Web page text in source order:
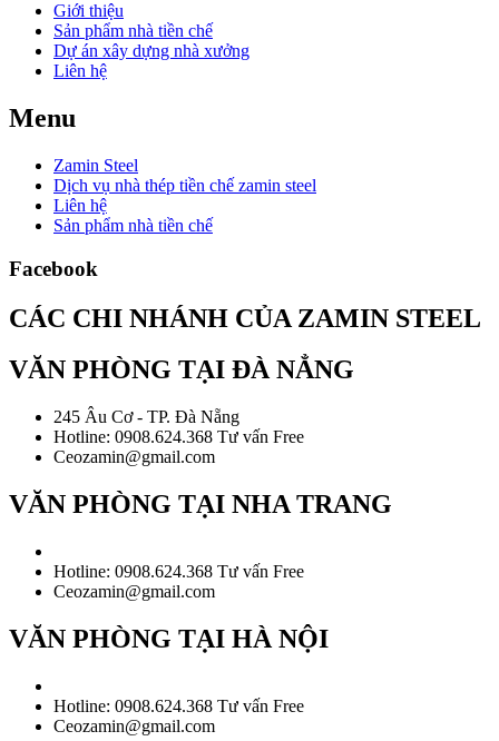
Giới thiệu
Sản phẩm nhà tiền chế
Dự án xây dựng nhà xưởng
Liên hệ
Menu
Zamin Steel
Dịch vụ nhà thép tiền chế zamin steel
Liên hệ
Sản phẩm nhà tiền chế
Facebook
CÁC CHI NHÁNH CỦA ZAMIN STEEL
VĂN PHÒNG TẠI ĐÀ NẲNG
245 Âu Cơ - TP. Đà Nẵng
Hotline: 0908.624.368 Tư vấn Free
Ceozamin@gmail.com
VĂN PHÒNG TẠI NHA TRANG
Hotline: 0908.624.368 Tư vấn Free
Ceozamin@gmail.com
VĂN PHÒNG TẠI HÀ NỘI
Hotline: 0908.624.368 Tư vấn Free
Ceozamin@gmail.com